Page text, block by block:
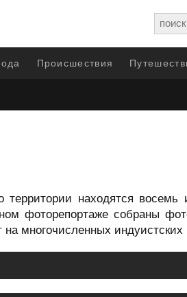
Происшествия
находятся восемь
фоторепортаже собраны
многочисленных индуистских